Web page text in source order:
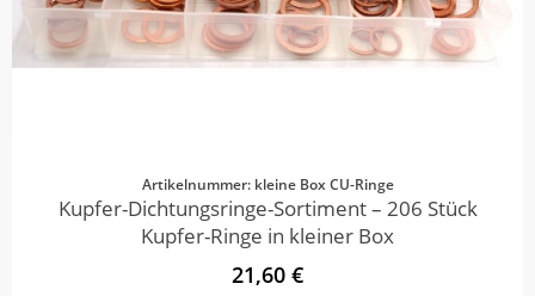
Artikelnummer: kleine Box CU-Ringe
Kupfer-Dichtungsringe-Sortiment – 206 Stück
Kupfer-Ringe in kleiner Box
21,60 €